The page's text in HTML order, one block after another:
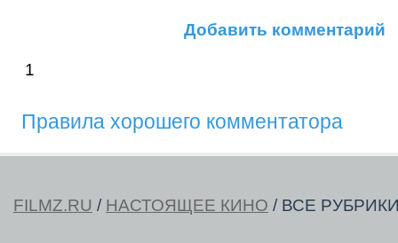
Добавить комментарий
1
Правила хорошего комментатора
FILMZ.RU / НАСТОЯЩЕЕ КИНО / ВСЕ